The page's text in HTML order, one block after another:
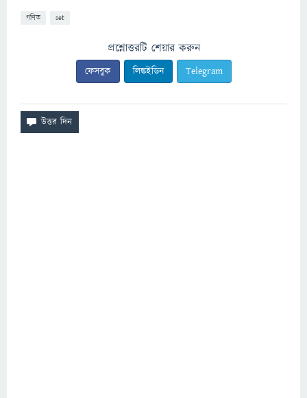
গণিত set
প্রশ্নোত্তরটি শেয়ার করুন
ফেসবুক লিঙ্কইডিন Telegram